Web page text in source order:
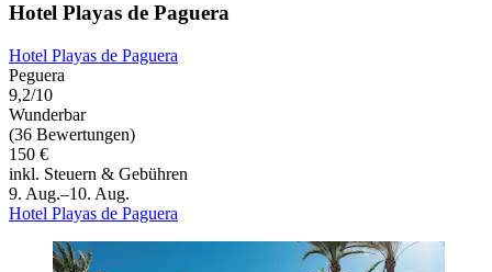
Hotel Playas de Paguera
Hotel Playas de Paguera
Peguera
9,2/10
Wunderbar
(36 Bewertungen)
150 €
inkl. Steuern & Gebühren
9. Aug.–10. Aug.
Hotel Playas de Paguera